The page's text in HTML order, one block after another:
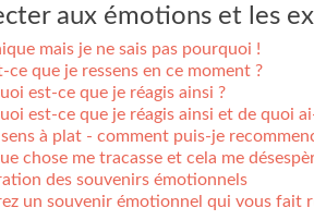
aux émotions et les
mais je ne sais pas pourquoi !
ce que je ressens en ce moment ?
est-ce que je réagis ainsi ?
est-ce que je réagis ainsi et de quoi
sens à plat - comment puis-je
chose me tracasse et cela me
des souvenirs émotionnels
un souvenir émotionnel qui vous fait